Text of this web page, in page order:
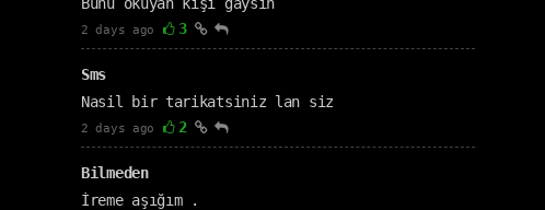
2 days ago 3
Sms
Nasil bir tarikatsiniz lan siz
2 days ago 2
Bilmeden
İreme aşığım .